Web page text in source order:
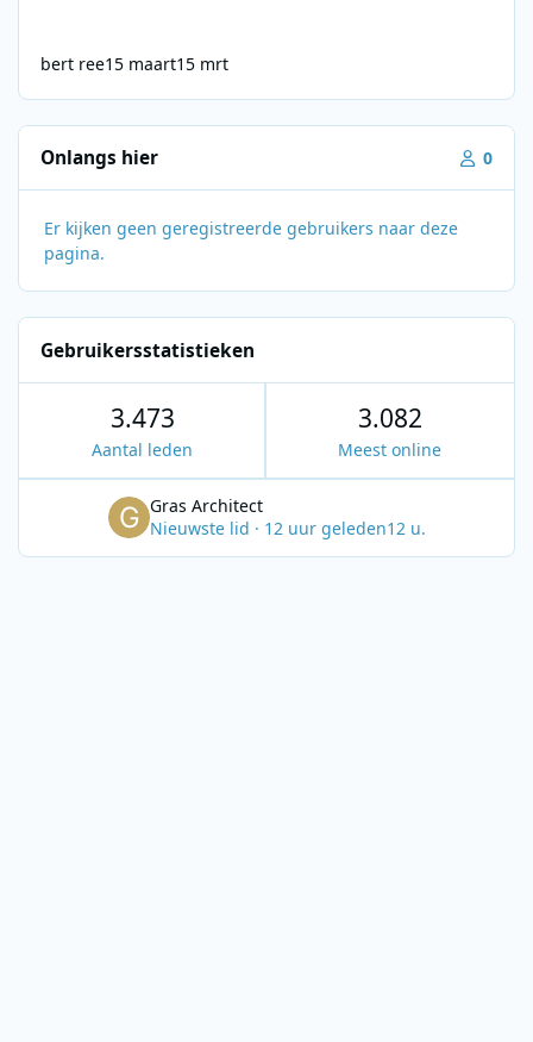
bert ree15 maart15 mrt
Onlangs hier 0
Er kijken geen geregistreerde gebruikers naar deze
pagina.
Gebruikersstatistieken
3.473
Aantal leden
3.082
Meest online
Gras Architect
Nieuwste lid · 12 uur geleden12 u.